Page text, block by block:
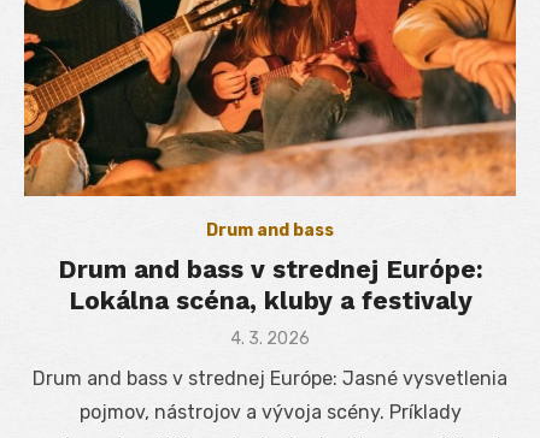
Drum and bass
Drum and bass v strednej Európe:
Lokálna scéna, kluby a festivaly
Posted
4. 3. 2026
Drum and bass v strednej Európe: Jasné vysvetlenia
pojmov, nástrojov a vývoja scény. Príklady